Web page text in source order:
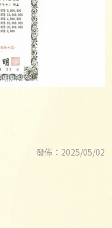
發佈：2025/05/02